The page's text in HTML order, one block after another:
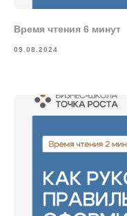
Время чтения 6 минут
09.08.2024